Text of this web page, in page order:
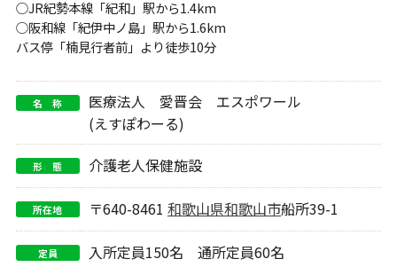
○JR紀勢本線「紀和」駅から1.4km
○阪和線「紀伊中ノ島」駅から1.6km
バス停「楠見行者前」より徒歩10分
名 称
医療法人 愛晋会 エスポワール
(えすぽわーる)
形 態 介護老人保健施設
所在地 〒640-8461 和歌山県和歌山市船所39-1
定員 入所定員150名 通所定員60名